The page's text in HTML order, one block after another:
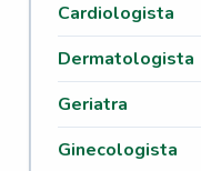
Cardiologista
Dermatologista
Geriatra
Ginecologista